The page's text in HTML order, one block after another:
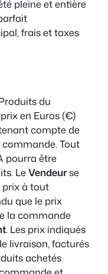
pleine et entière
frais et taxes
du
en Euros (€)
compte de
Tout
pourra être
LeVendeurse
prix à tout
que le prix
la commande
. Les prix indiqués
livraison, facturés
achetés